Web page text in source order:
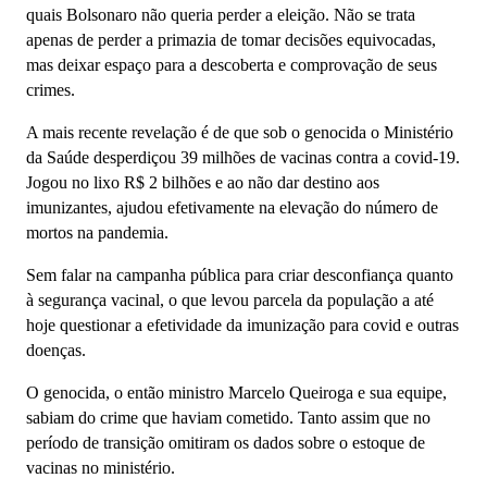
quais Bolsonaro não queria perder a eleição. Não se trata
apenas de perder a primazia de tomar decisões equivocadas,
mas deixar espaço para a descoberta e comprovação de seus
crimes.
A mais recente revelação é de que sob o genocida o Ministério
da Saúde desperdiçou 39 milhões de vacinas contra a covid-19.
Jogou no lixo R$ 2 bilhões e ao não dar destino aos
imunizantes, ajudou efetivamente na elevação do número de
mortos na pandemia.
Sem falar na campanha pública para criar desconfiança quanto
à segurança vacinal, o que levou parcela da população a até
hoje questionar a efetividade da imunização para covid e outras
doenças.
O genocida, o então ministro Marcelo Queiroga e sua equipe,
sabiam do crime que haviam cometido. Tanto assim que no
período de transição omitiram os dados sobre o estoque de
vacinas no ministério.